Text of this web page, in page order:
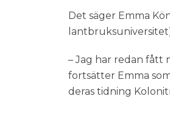
Det säger Emma
– Jag har redan fått
fortsätter Emma
deras tidning